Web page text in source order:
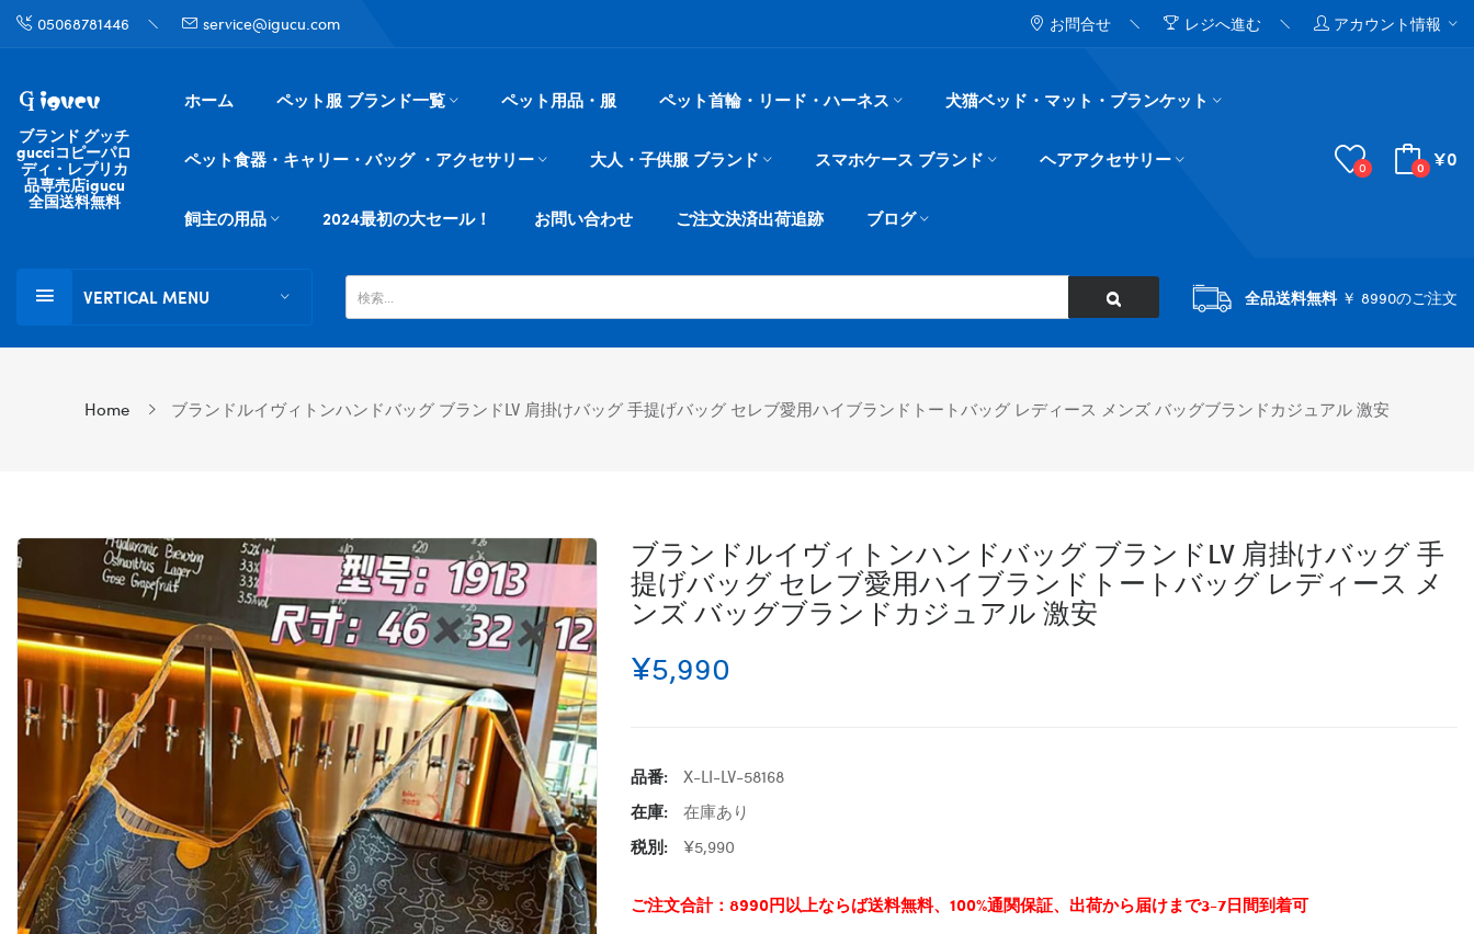
05068781446 service@igucu.com お問合せ レジへ進む アカウント情報
ブランド グッチ
gucciコピーパロ
ディ・レプリカ
品専売店igucu
全国送料無料
ホーム ペット服 ブランド一覧 ペット用品・服 ペット首輪・リード・ハーネス 犬猫ベッド・マット・ブランケット
ペット食器・キャリー・バッグ ・アクセサリー 大人・子供服 ブランド スマホケース ブランド ヘアアクセサリー
飼主の用品 2024最初の大セール！ お問い合わせ ご注文決済出荷追跡 ブログ
0 0 ¥0
VERTICAL MENU 全品送料無料￥ 8990のご注文
Home ブランドルイヴィトンハンドバッグ ブランドLV 肩掛けバッグ 手提げバッグ セレブ愛用ハイブランドトートバッグ レディース メンズ バッグブランドカジュアル 激安
ブランドルイヴィトンハンドバッグ ブランドLV 肩掛けバッグ 手
提げバッグ セレブ愛用ハイブランドトートバッグ レディース メ
ンズ バッグブランドカジュアル 激安
¥5,990
品番:
X-LI-LV-58168
在庫:
在庫あり
税別:
¥5,990
ご注文合計：8990円以上ならば送料無料、100%通関保証、出荷から届けまで3-7日間到着可